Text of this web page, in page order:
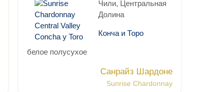
Чили, Центральная
Долина
Конча и Торо
белое полусухое
Санрайз Шардоне
Sunrise Chardonnay